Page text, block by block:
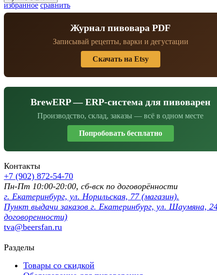
избранное сравнить
Журнал пивовара PDF
Записывай рецепты, варки и дегустации
Скачать на Etsy
BrewERP — ERP-система для пивоварен
Производство, склад, заказы — всё в одном месте
Попробовать бесплатно
Контакты
+7 (902) 872-54-70
Пн-Пт 10:00-20:00, сб-вск по договорённости
г. Екатеринбург, ул. Норильская, 77 (магазин).
Пункт выдачи заказов г. Екатеринбург, ул. Шаумяна,
договоренности)
tva@beersfan.ru
Разделы
Товары со скидкой